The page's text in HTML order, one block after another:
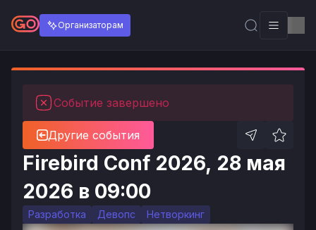
Организаторам
Событие завершено
Другие события
Firebird Conf 2026, 28 мая
2026 в 09:00
Разработка Девопс Нетворкинг